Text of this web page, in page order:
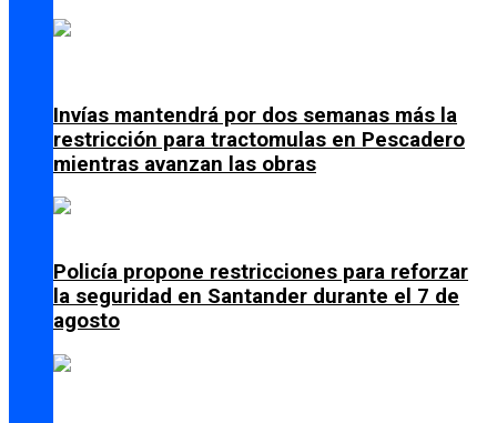
Invías mantendrá por dos semanas más la
restricción para tractomulas en Pescadero
mientras avanzan las obras
Policía propone restricciones para reforzar
la seguridad en Santander durante el 7 de
agosto